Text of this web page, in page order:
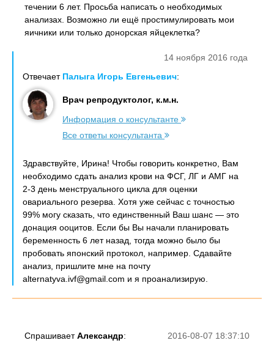
течении 6 лет. Просьба написать о необходимых
анализах. Возможно ли ещё простимулировать мои
яичники или только донорская яйцеклетка?
14 ноября 2016 года
Отвечает Палыга Игорь Евгеньевич:
Врач репродуктолог, к.м.н.
Информация о консультанте
Все ответы консультанта
Здравствуйте, Ирина! Чтобы говорить конкретно, Вам
необходимо сдать анализ крови на ФСГ, ЛГ и АМГ на
2-3 день менструального цикла для оценки
овариального резерва. Хотя уже сейчас с точностью
99% могу сказать, что единственный Ваш шанс — это
донация ооцитов. Если бы Вы начали планировать
беременность 6 лет назад, тогда можно было бы
пробовать японский протокол, например. Сдавайте
анализ, пришлите мне на почту
alternatyva.ivf@gmail.com и я проанализирую.
2016-08-07 18:37:10
СпрашиваетАлександр: